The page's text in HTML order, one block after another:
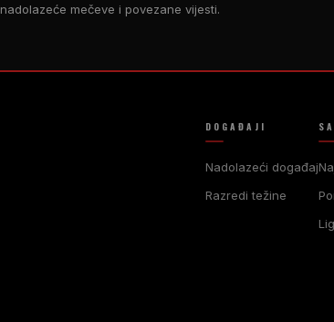
nadolazeće mečeve i povezane vijesti.
DOGAĐAJI
Nadolazeći događaj
Razredi težine